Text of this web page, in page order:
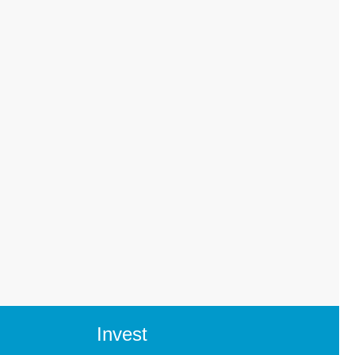
Invest